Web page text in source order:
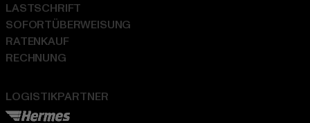
LOGISTIKPARTNER
LASTSCHRIFT
SOFORTÜBERWEISUNG
RATENKAUF
RECHNUNG